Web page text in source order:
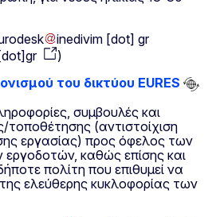
inedivim [dot] gr
)
του δικτύου ΕURES
συμβουλές και
τοποθέτησης (αντιστοίχιση
εργασίας) προς όφελος των
καθώς επίσης και
πολίτη που επιθυμεί να
ελεύθερης κυκλοφορίας των